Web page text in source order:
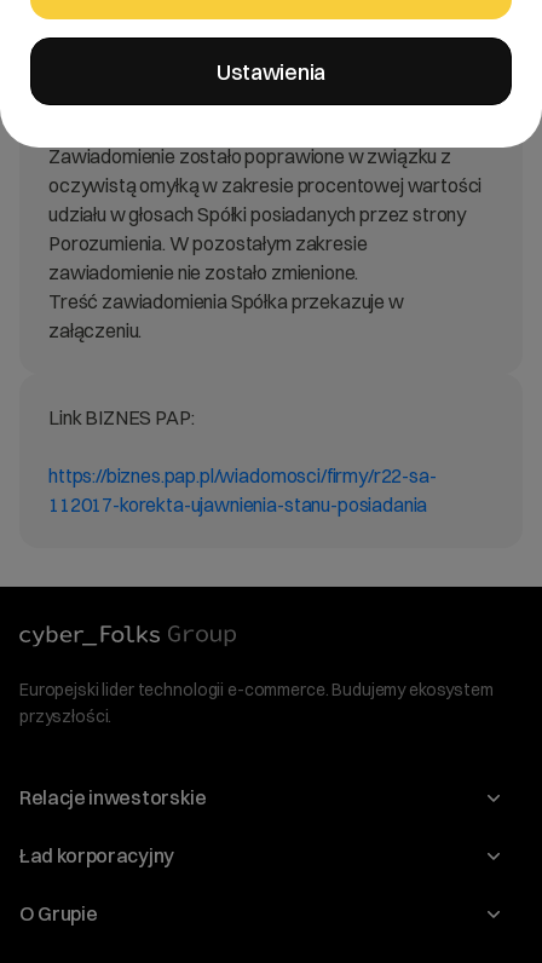
Dwernickiego, Jacka Ducha, Roberta Dwernickiego,
Sebastiana Góreckiego, Andrzeja Dwernickiego,
Zawiadomienie zostało poprawione w związku z
oczywistą omyłką w zakresie procentowej wartości
udziału w głosach Spółki posiadanych przez strony
Porozumienia. W pozostałym zakresie
zawiadomienie nie zostało zmienione.
Treść zawiadomienia Spółka przekazuje w
załączeniu.
Link BIZNES PAP:
https://biznes.pap.pl/wiadomosci/firmy/r22-sa-
112017-korekta-ujawnienia-stanu-posiadania
Europejski lider technologii e-commerce. Budujemy ekosystem
przyszłości.
Relacje inwestorskie
Raporty
Ład korporacyjny
Walne Zgromadzenia
O Grupie
Ustawienia